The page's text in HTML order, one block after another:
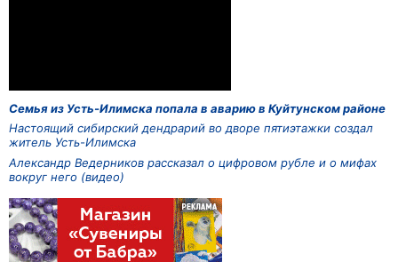
Семья из Усть-Илимска попала в аварию в Куйтунском районе
Настоящий сибирский дендрарий во дворе пятиэтажки создал
житель Усть-Илимска
Александр Ведерников рассказал о цифровом рубле и о мифах
вокруг него (видео)